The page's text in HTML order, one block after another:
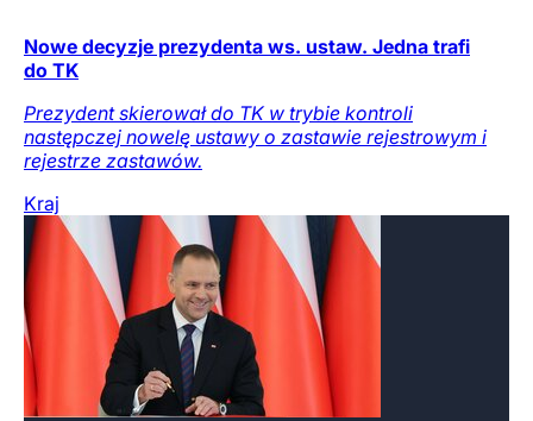
Nowe decyzje prezydenta ws. ustaw. Jedna trafi
do TK
Prezydent skierował do TK w trybie kontroli
następczej nowelę ustawy o zastawie rejestrowym i
rejestrze zastawów.
Kraj